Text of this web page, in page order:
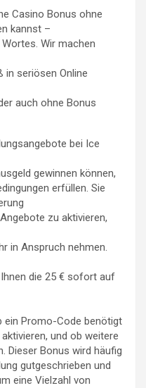
Casino Bonus ohne
kannst –
Wir machen
in seriösen Online
auch ohne Bonus
bei Ice
gewinnen können,
erfüllen. Sie
zu aktivieren,
in Anspruch nehmen.
die 25 € sofort auf
ein Promo-Code benötigt
und ob weitere
Dieser Bonus wird häufig
gutgeschrieben und
eine Vielzahl von